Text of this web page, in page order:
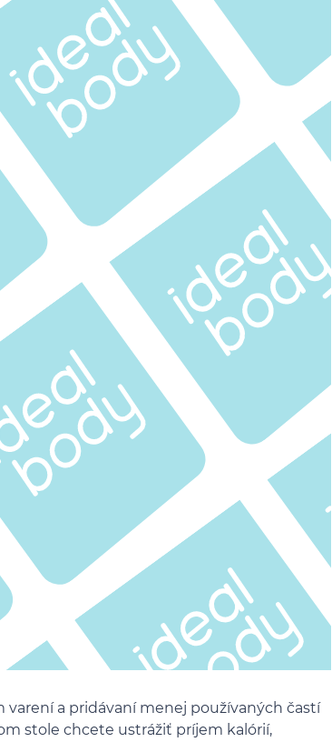
a pridávaní menej používaných častí
stole chcete ustrážiť príjem kalórií,